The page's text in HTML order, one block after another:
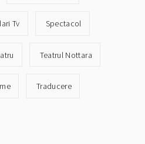
Tv Spectacol
Teatrul Nottara
Traducere